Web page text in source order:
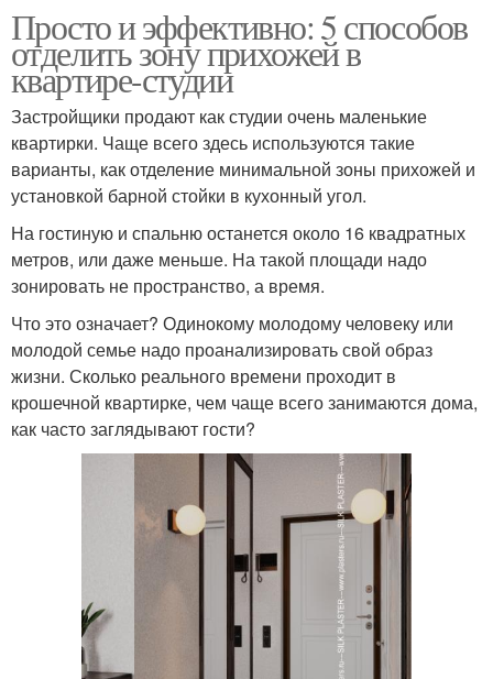
Просто и эффективно: 5 способов
отделить зону прихожей в
квартире-студии
Застройщики продают как студии очень маленькие
квартирки. Чаще всего здесь используются такие
варианты, как отделение минимальной зоны прихожей и
установкой барной стойки в кухонный угол.
На гостиную и спальню останется около 16 квадратных
метров, или даже меньше. На такой площади надо
зонировать не пространство, а время.
Что это означает? Одинокому молодому человеку или
молодой семье надо проанализировать свой образ
жизни. Сколько реального времени проходит в
крошечной квартирке, чем чаще всего занимаются дома,
как часто заглядывают гости?